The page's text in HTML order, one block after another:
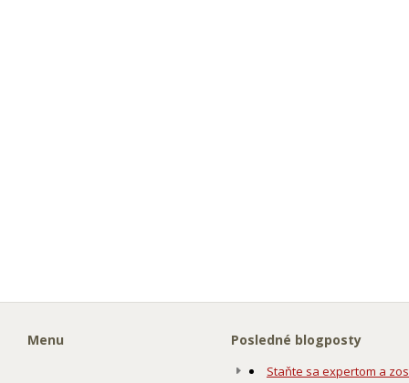
Menu Posledné blogposty
Staňte sa expertom a